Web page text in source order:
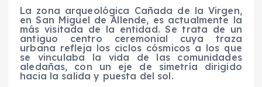
La zona arqueológica Cañada de la Virgen,
en San Miguel de Allende, es actualmente la
más visitada de la entidad. Se trata de un
antiguo centro ceremonial cuya traza
urbana refleja los ciclos cósmicos a los que
se vinculaba la vida de las comunidades
aledañas, con un eje de simetría dirigido
hacia la salida y puesta del sol.